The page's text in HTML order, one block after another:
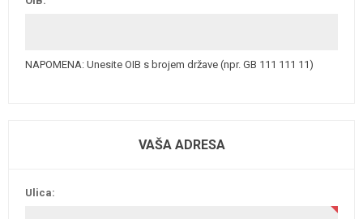
NAPOMENA: Unesite OIB s brojem države (npr. GB 111 111 11)
VAŠA ADRESA
Ulica: